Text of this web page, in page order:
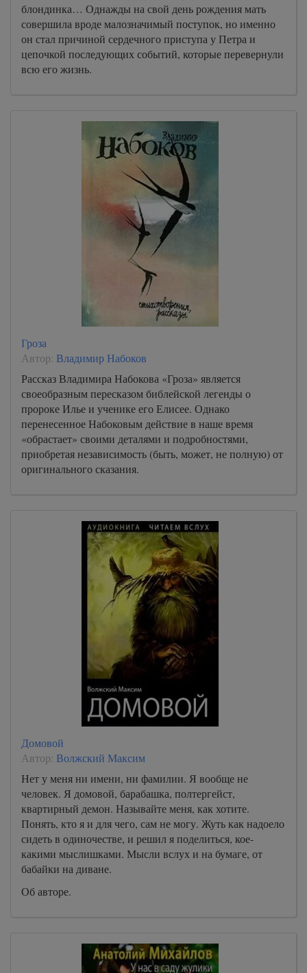
блондинка… Однажды на свой день рождения мать
совершила вроде малозначимый поступок, но именно
он стал причиной сердечного приступа у Петра и
цепочкой последующих событий, которые перевернули
всю его жизнь.
Гроза
Автор: Владимир Набоков
Рассказ Владимира Набокова «Гроза» является
своеобразным пересказом библейской легенды о
пророке Илье и ученике его Елисее. Однако
перенесенное Набоковым действие в наше время
«обрастает» своими деталями и подробностями,
приобретая независимость (быть, может, не полную) от
оригинального сказания.
Домовой
Автор: Волжский Максим
Нет у меня ни имени, ни фамилии. Я вообще не
человек. Я домовой, барабашка, полтергейст,
квартирный демон. Называйте меня, как хотите.
Понять, кто я и для чего, сам не могу. Жуть как надоело
сидеть в одиночестве, и решил я поделиться, кое-
какими мыслишками. Мысли вслух и на бумаге, от
бабайки на диване.
Об авторе.